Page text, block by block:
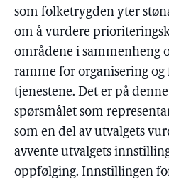
som folketrygden yter
om å vurdere
områdene i sammenheng
ramme for organisering og
tjenestene. Det er på
spørsmålet som
som en del av utvalgets
avvente utvalgets
oppfølging. Innstillingen